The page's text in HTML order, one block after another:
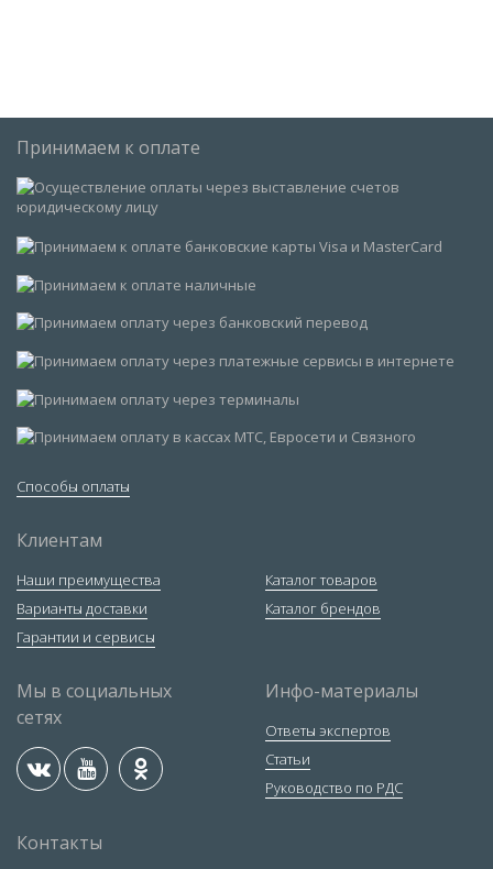
Принимаем к оплате
Способы оплаты
Клиентам
Наши преимущества
Варианты доставки
Гарантии и сервисы
Каталог товаров
Каталог брендов
Мы в социальных
сетях
Инфо-материалы
Ответы экспертов
Статьи
Руководство по РДС
Контакты